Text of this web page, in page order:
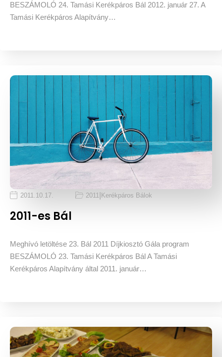
BESZÁMOLÓ 24. Tamási Kerékpáros Bál 2012. január 27. A
Tamási Kerékpáros Alapítvány…
2011.10.17. 2011 Kerékpáros Bálok
2011-es Bál
Meghívó letöltése 23. Bál 2011 Díjkiosztó Gála program
BESZÁMOLÓ 23. Tamási Kerékpáros Bál A Tamási
Kerékpáros Alapítvány által 2011. január…